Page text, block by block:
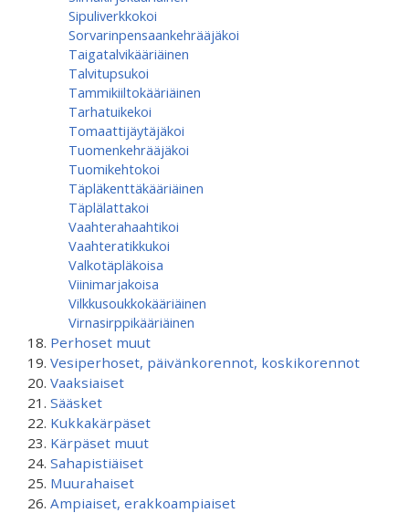
Sipuliverkkokoi
Sorvarinpensaankehrääjäkoi
Taigatalvikääriäinen
Talvitupsukoi
Tammikiiltokääriäinen
Tarhatuikekoi
Tomaattijäytäjäkoi
Tuomenkehrääjäkoi
Tuomikehtokoi
Täpläkenttäkääriäinen
Täplälattakoi
Vaahterahaahtikoi
Vaahteratikkukoi
Valkotäpläkoisa
Viinimarjakoisa
Vilkkusoukkokääriäinen
Virnasirppikääriäinen
Perhoset muut
Vesiperhoset, päivänkorennot, koskikorennot
Vaaksiaiset
Sääsket
Kukkakärpäset
Kärpäset muut
Sahapistiäiset
Muurahaiset
Ampiaiset, erakkoampiaiset